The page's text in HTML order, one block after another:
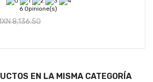
6 Opinione(s)
8,136.50
EN LA MISMA CATEGORÍA